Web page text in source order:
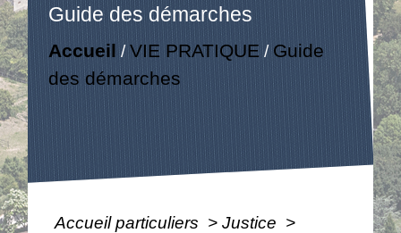
Guide des démarches
Accueil /VIE PRATIQUE / Guide
des démarches
Accueil particuliers > Justice >